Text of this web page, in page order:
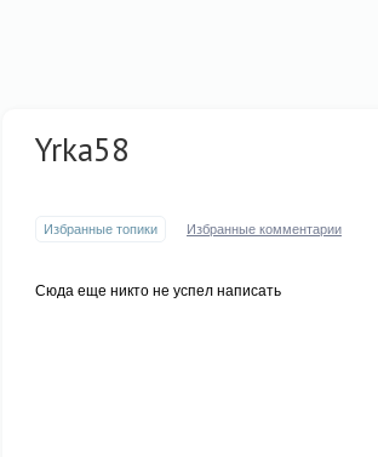
Yrka58
Избранные топики Избранные комментарии
Сюда еще никто не успел написать